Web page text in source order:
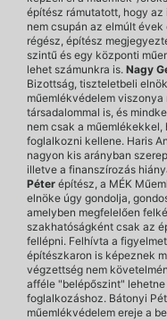
építész rámutatott, hogy az
nem csupán az elmúlt
régész, építész
szintű és egy központi
lehet számunkra is. Nagy
Bizottság, tiszteletbeli
műemlékvédelem
társadalommal is, és
nem csak a
foglalkozni kellene. Haris
nagyon kis arányban
illetve a finanszírozás
Péter építész, a MÉK
elnöke úgy gondolja,
amelyben megfelelően
szakhatóságként csak az
fellépni. Felhívta a
építészkaron is képeznek
végzettség nem
afféle "belépőszint"
foglalkozáshoz. Bátonyi
műemlékvédelem ereje a